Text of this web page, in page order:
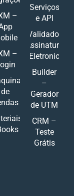
–
–
de
Serviços
e API
Validador
Assinatura
Eletronic
Builder
–
Gerador
de UTM
CRM –
Teste
Grátis